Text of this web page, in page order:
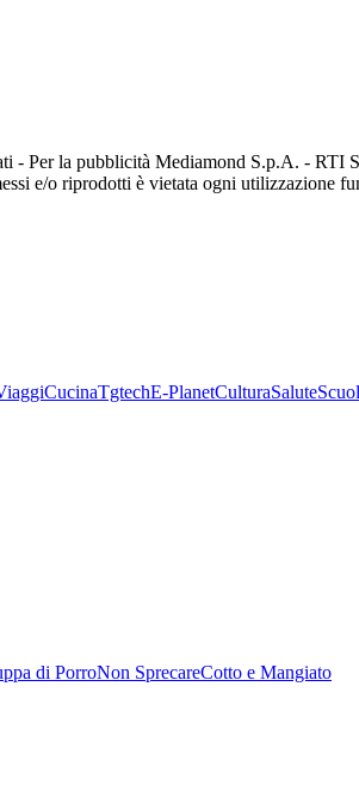
Per la pubblicità Mediamond S.p.A. - RTI
e/o riprodotti è vietata ogni utilizzazione
CucinaTgtechE-PlanetCulturaSalute
di PorroNon SprecareCotto e Mangiato